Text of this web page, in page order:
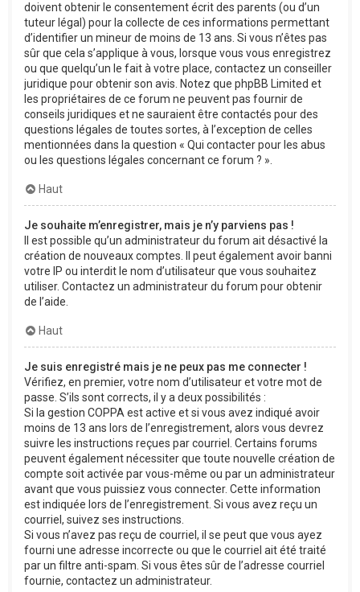
doivent obtenir le consentement écrit des parents (ou d’un
tuteur légal) pour la collecte de ces informations permettant
d’identifier un mineur de moins de 13 ans. Si vous n’êtes pas
sûr que cela s’applique à vous, lorsque vous vous enregistrez
ou que quelqu’un le fait à votre place, contactez un conseiller
juridique pour obtenir son avis. Notez que phpBB Limited et
les propriétaires de ce forum ne peuvent pas fournir de
conseils juridiques et ne sauraient être contactés pour des
questions légales de toutes sortes, à l’exception de celles
mentionnées dans la question « Qui contacter pour les abus
ou les questions légales concernant ce forum ? ».
Haut
Je souhaite m’enregistrer, mais je n’y parviens pas !
Il est possible qu’un administrateur du forum ait désactivé la
création de nouveaux comptes. Il peut également avoir banni
votre IP ou interdit le nom d’utilisateur que vous souhaitez
utiliser. Contactez un administrateur du forum pour obtenir
de l’aide.
Haut
Je suis enregistré mais je ne peux pas me connecter !
Vérifiez, en premier, votre nom d’utilisateur et votre mot de
passe. S’ils sont corrects, il y a deux possibilités :
Si la gestion COPPA est active et si vous avez indiqué avoir
moins de 13 ans lors de l’enregistrement, alors vous devrez
suivre les instructions reçues par courriel. Certains forums
peuvent également nécessiter que toute nouvelle création de
compte soit activée par vous-même ou par un administrateur
avant que vous puissiez vous connecter. Cette information
est indiquée lors de l’enregistrement. Si vous avez reçu un
courriel, suivez ses instructions.
Si vous n’avez pas reçu de courriel, il se peut que vous ayez
fourni une adresse incorrecte ou que le courriel ait été traité
par un filtre anti-spam. Si vous êtes sûr de l’adresse courriel
fournie, contactez un administrateur.